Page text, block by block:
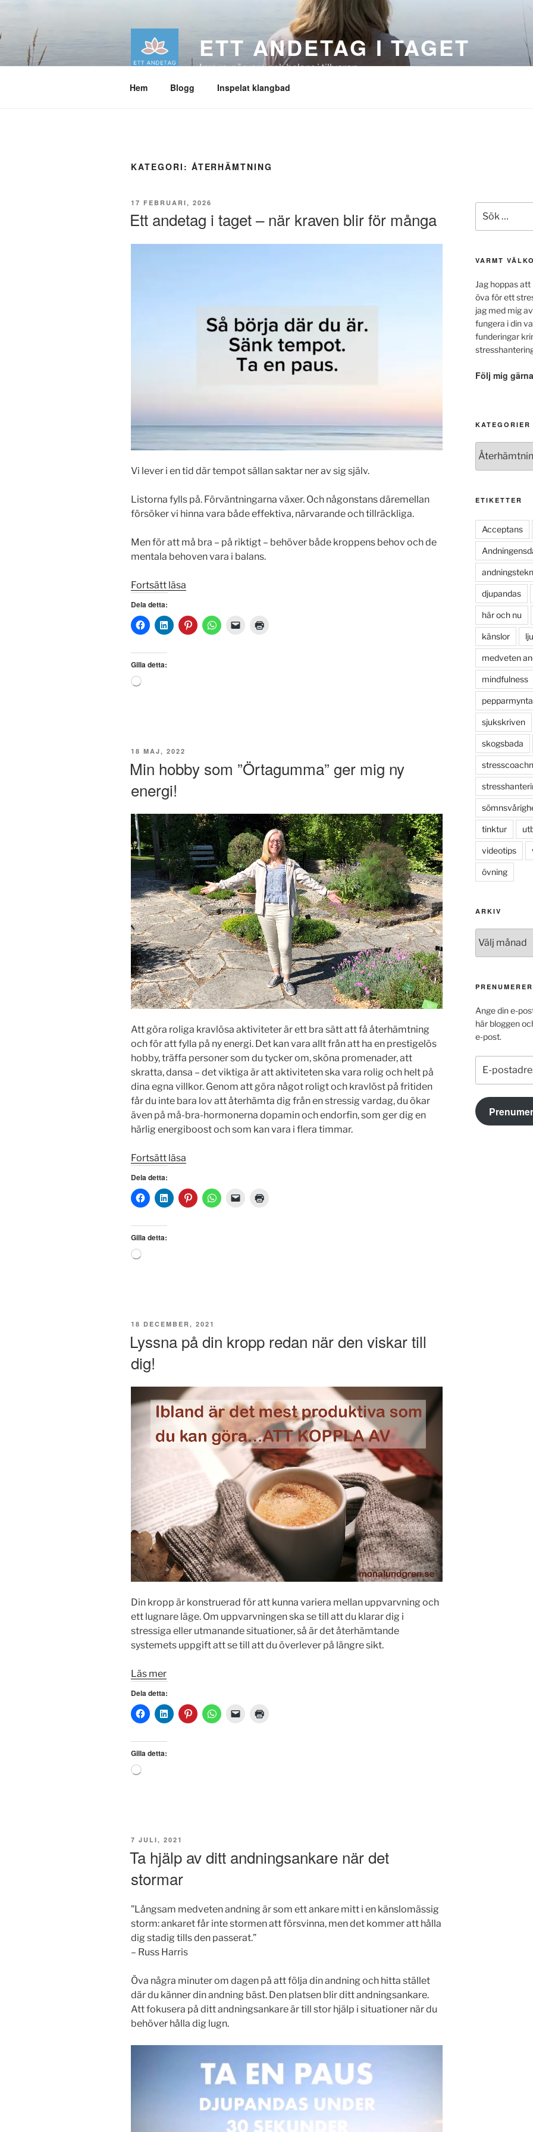
innehåll
ETT ANDETAG I TAGET
Inre ro, närvaro och balans i tillvaron
Hem Blogg Inspelat klangbad
KATEGORI: ÅTERHÄMTNING
PUBLICERAT
17 FEBRUARI, 2026
Ett andetag i taget – när kraven blir för många
Vi lever i en tid där tempot sällan saktar ner av sig själv.
Listorna fylls på. Förväntningarna växer. Och någonstans däremellan
försöker vi hinna vara både effektiva, närvarande och tillräckliga.
Men för att må bra – på riktigt – behöver både kroppens behov och de
mentala behoven vara i balans.
Fortsätt läsa
i
taget
Dela detta:
Gilla detta:
Laddar
PUBLICERAT
18 MAJ, 2022
Min hobby som ”Örtagumma” ger mig ny
energi!
Att göra roliga kravlösa aktiviteter är ett bra sätt att få återhämtning
och för att fylla på ny energi. Det kan vara allt från att ha en prestigelös
hobby, träffa personer som du tycker om, sköna promenader, att
skratta, dansa – det viktiga är att aktiviteten ska vara rolig och helt på
dina egna villkor. Genom att göra något roligt och kravlöst på fritiden
får du inte bara lov att återhämta dig från en stressig vardag, du ökar
även på må-bra-hormonerna dopamin och endorfin, som ger dig en
härlig energiboost och som kan vara i flera timmar.
Fortsätt läsa
som
”Örtagumma”
Dela detta:
Gilla detta:
Laddar
PUBLICERAT
18 DECEMBER, 2021
Lyssna på din kropp redan när den viskar till
dig!
Din kropp är konstruerad för att kunna variera mellan uppvarvning och
ett lugnare läge. Om uppvarvningen ska se till att du klarar dig i
stressiga eller utmanande situationer, så är det återhämtande
systemets uppgift att se till att du överlever på längre sikt.
Läs mer
Dela detta:
Gilla detta:
Laddar
PUBLICERAT
7 JULI, 2021
Ta hjälp av ditt andningsankare när det
stormar
”Långsam medveten andning är som ett ankare mitt i en känslomässig
storm: ankaret får inte stormen att försvinna, men det kommer att hålla
dig stadig tills den passerat.”
– Russ Harris
Öva några minuter om dagen på att följa din andning och hitta stället
där du känner din andning bäst. Den platsen blir ditt andningsankare.
Att fokusera på ditt andningsankare är till stor hjälp i situationer när du
behöver hålla dig lugn.
efter:
VARMT
Jag hoppas
öva för ett
jag med mig
fungera i din
funderingar
Följ mig
KATEGORIER
Kategorier
ETIKETTER
Acceptans
djupandas
här och nu
känslor
medveten
mindfulness
pepparmynta
sjukskriven
skogsbada
tinktur
videotips
övning
ARKIV
Ange din e-
här bloggen
e-post.
postadress